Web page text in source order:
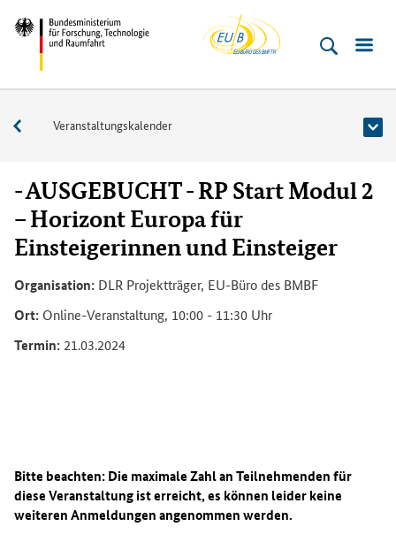
Direkt
zum
Inhalt
(Eingabetaste)
Direkt
zum
Hauptmenu
(Eingabetaste)
Direkt
zur
Suche
(Eingabetaste)
Direkt
zur
Seitenleiste
(Enter)
Direkt
zur
Fußleiste
(Enter)
Bundesministerium
Technologie
Raumfahrt
Buero
Veranstaltungen
Veranstaltungskalender
- AUSGEBUCHT - RP Start Modul 2
– Horizont Europa für
Einsteigerinnen und Einsteiger
Organisation: DLR Projektträger, EU-Büro des BMBF
Ort: Online-Veranstaltung, 10:00 - 11:30 Uhr
Termin: 21.03.2024
o
d
u
Bitte beachten: Die maximale Zahl an Teilnehmenden für
diese Veranstaltung ist erreicht, es können leider keine
weiteren Anmeldungen angenommen werden.